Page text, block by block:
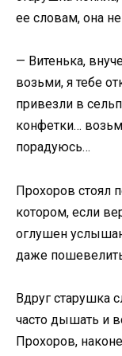
ее словам, она
— Витенька,
возьми, я тебе
привезли в
конфетки…
порадуюсь…
Прохоров стоял
котором, если
оглушен
даже
Вдруг старушка
часто дышать и
Прохоров,